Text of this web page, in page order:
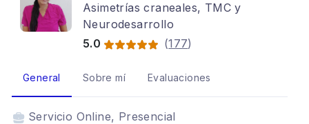
Asimetrías craneales, TMC y
Neurodesarrollo
5.0
(177)
General Sobre mí Evaluaciones
Servicio Online, Presencial